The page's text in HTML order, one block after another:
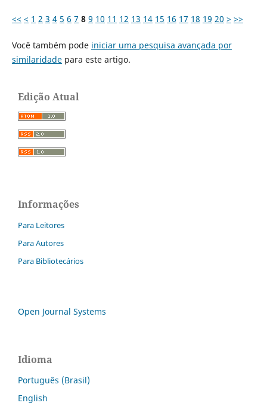
<< < 1 2 3 4 5 6 7 8 9 10 11 12 13 14 15 16 17 18 19 20 > >>
Você também pode iniciar uma pesquisa avançada por
similaridadepara este artigo.
Edição Atual
Informações
Para Leitores
Para Autores
Para Bibliotecários
Open Journal Systems
Idioma
Português (Brasil)
English